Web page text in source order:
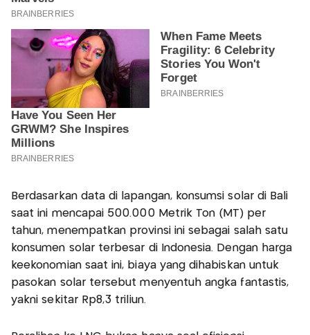
Berdasarkan data di lapangan, konsumsi solar di Bali
saat ini mencapai 500.000 Metrik Ton (MT) per
tahun, menempatkan provinsi ini sebagai salah satu
konsumen solar terbesar di Indonesia. Dengan harga
keekonomian saat ini, biaya yang dihabiskan untuk
pasokan solar tersebut menyentuh angka fantastis,
yakni sekitar Rp8,3 triliun.